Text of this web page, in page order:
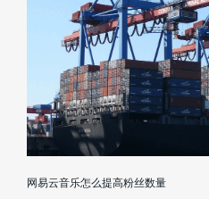
网易云音乐怎么提高粉丝数量